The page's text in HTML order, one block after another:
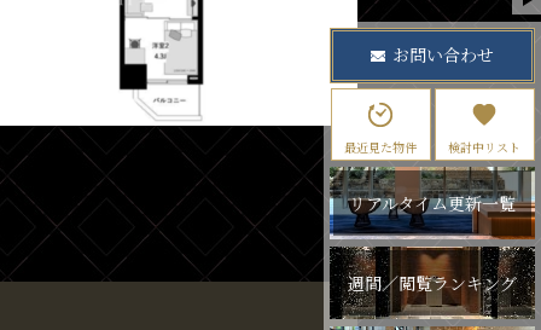
お問い合わせ
最近見た物件 検討中リスト
リアルタイム更新一覧
週間／閲覧ランキング